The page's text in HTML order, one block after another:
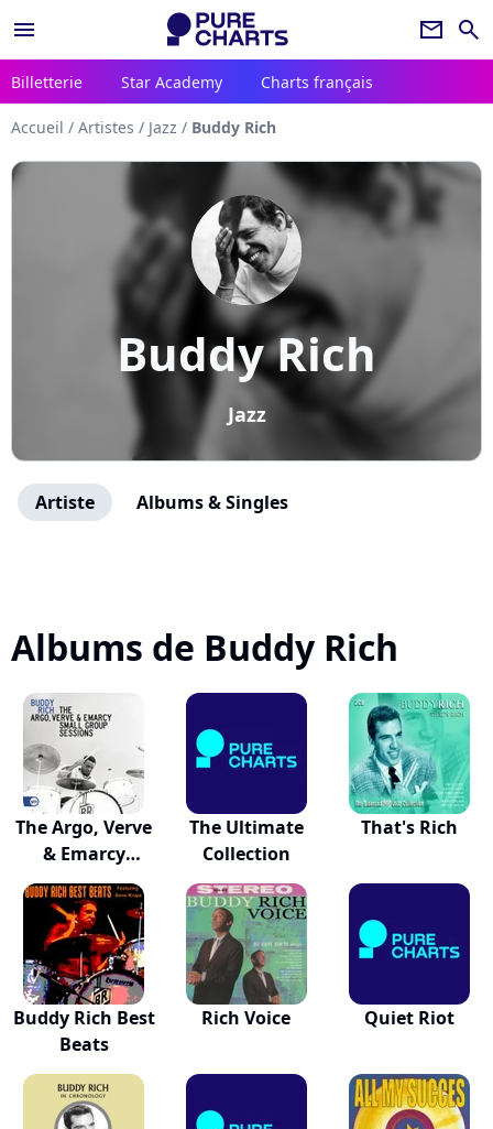
menu newsletter search
Billetterie Star Academy Charts français
Accueil / Artistes / Jazz / Buddy Rich
Buddy Rich
Jazz
Artiste Albums & Singles
Albums de Buddy Rich
The Argo, Verve
& Emarcy
Smal...
The Ultimate
Collection
That's Rich
Buddy Rich Best
Beats
Rich Voice Quiet Riot